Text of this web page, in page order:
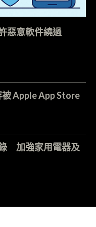
惡意軟件繞過
Apple App Store
加強家用電器及